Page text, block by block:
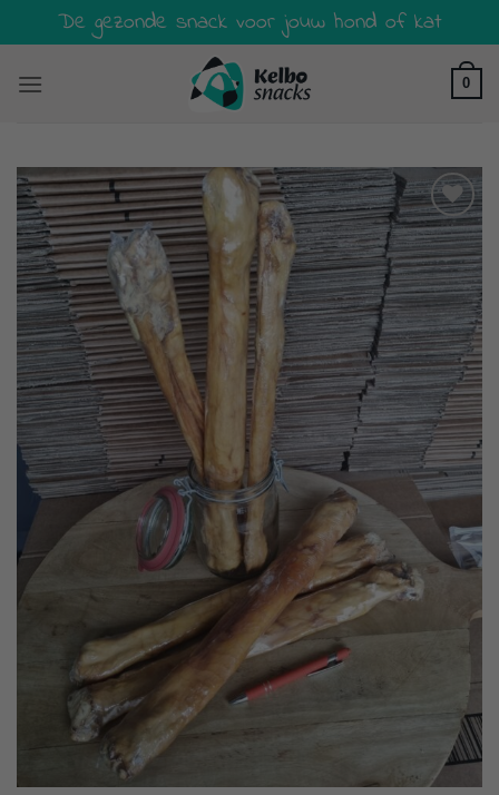
naar
De gezonde snack voor jouw hond of kat
0
Toevoegen
aan
verlanglijst